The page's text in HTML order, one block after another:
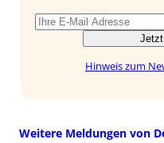
Hinweis zum
Weitere Meldungen von